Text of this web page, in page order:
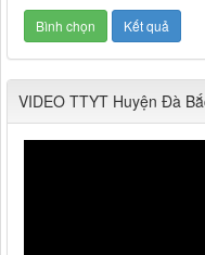
VIDEO TTYT Huyện Đà